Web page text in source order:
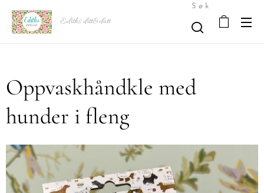
Ediths ditt&datt
Søk
Oppvaskhåndkle med
hunder i fleng